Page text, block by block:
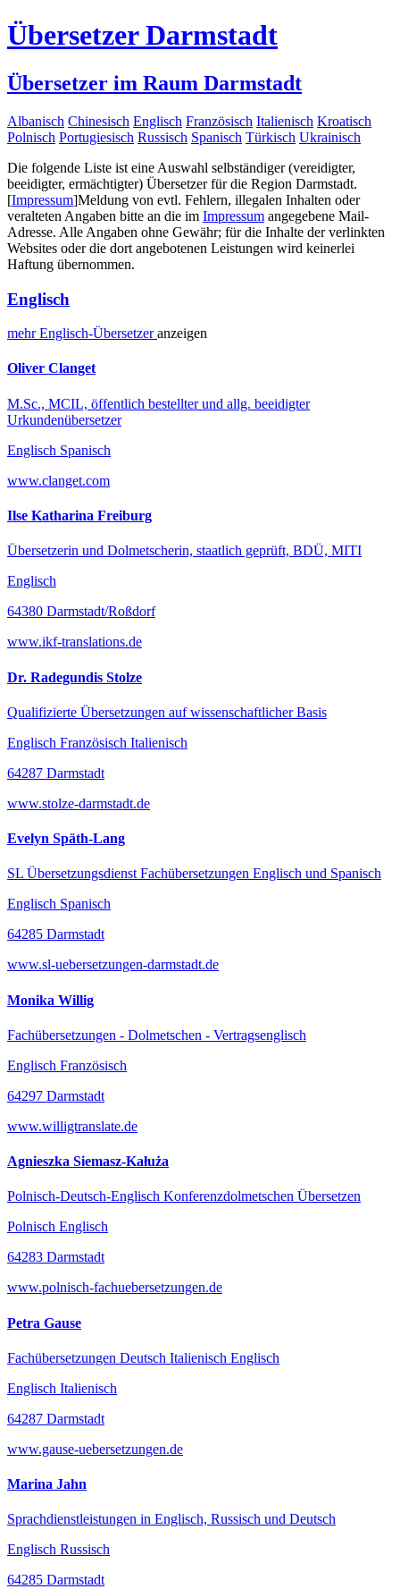
Übersetzer Darmstadt
Übersetzer im Raum Darmstadt
Albanisch Chinesisch Englisch Französisch Italienisch Kroatisch
Polnisch Portugiesisch Russisch Spanisch Türkisch Ukrainisch
Die folgende Liste ist eine Auswahl selbständiger (vereidigter,
beeidigter, ermächtigter) Übersetzer für die Region Darmstadt.
[Impressum]Meldung von evtl. Fehlern, illegalen Inhalten oder
veralteten Angaben bitte an die im Impressum angegebene Mail-
Adresse. Alle Angaben ohne Gewähr; für die Inhalte der verlinkten
Websites oder die dort angebotenen Leistungen wird keinerlei
Haftung übernommen.
Englisch
mehrEnglisch-Übersetzeranzeigen
Oliver Clanget
M.Sc., MCIL, öffentlich bestellter und allg. beeidigter
Urkundenübersetzer
Englisch Spanisch
www.clanget.com
Ilse Katharina Freiburg
Übersetzerin und Dolmetscherin, staatlich geprüft, BDÜ, MITI
Englisch
64380 Darmstadt/Roßdorf
www.ikf-translations.de
Dr. Radegundis Stolze
Qualifizierte Übersetzungen auf wissenschaftlicher Basis
Englisch Französisch Italienisch
64287 Darmstadt
www.stolze-darmstadt.de
Evelyn Späth-Lang
SL Übersetzungsdienst Fachübersetzungen Englisch und Spanisch
Englisch Spanisch
64285 Darmstadt
www.sl-uebersetzungen-darmstadt.de
Monika Willig
Fachübersetzungen - Dolmetschen - Vertragsenglisch
Englisch Französisch
64297 Darmstadt
www.willigtranslate.de
Agnieszka Siemasz-Kałuża
Polnisch-Deutsch-Englisch Konferenzdolmetschen Übersetzen
Polnisch Englisch
64283 Darmstadt
www.polnisch-fachuebersetzungen.de
Petra Gause
Fachübersetzungen Deutsch Italienisch Englisch
Englisch Italienisch
64287 Darmstadt
www.gause-uebersetzungen.de
Marina Jahn
Sprachdienstleistungen in Englisch, Russisch und Deutsch
Englisch Russisch
64285 Darmstadt